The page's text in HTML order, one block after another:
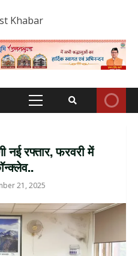
Primary
नई रफ्तार, फरवरी में
21, 2025